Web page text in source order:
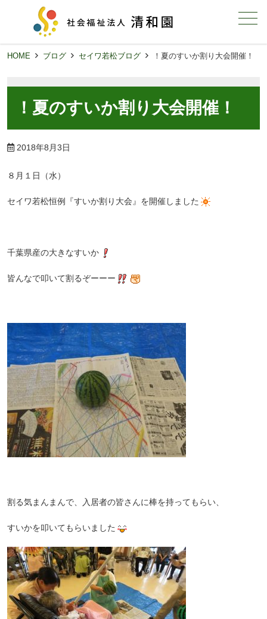
メニュー
HOME ブログ セイワ若松ブログ ！夏のすいか割り大会開催！
！夏のすいか割り大会開催！
2018年8月3日
８月１日（水）
セイワ若松恒例『すいか割り大会』を開催しました
千葉県産の大きなすいか
皆んなで叩いて割るぞーーー
割る気まんまんで、入居者の皆さんに棒を持ってもらい、
すいかを叩いてもらいました